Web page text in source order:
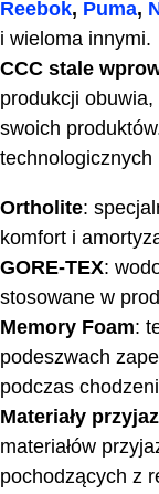
Reebok, Puma,
i wieloma innymi.
CCC stale
produkcji
swoich
technologicznych
Ortholite:
komfort i
GORE-TEX:
stosowane w
Memory Foam:
podeszwach
podczas
Materiały
materiałów
pochodzących z